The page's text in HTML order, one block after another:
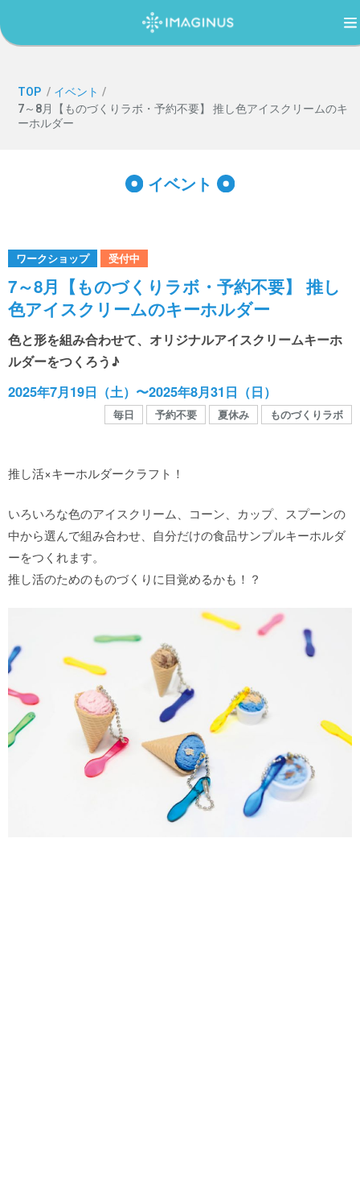
TOP
利用案内・アクセス
過ごし方ガイド
イベント
館内MAP
施設の案内
団体や企業利用に関するご案内
お知らせ
SNS
お問い合わせ
個人情報保護方針
サイトポリシー
ソーシャルメディアポリシー
TOP / イベント /
7～8月【ものづくりラボ・予約不要】 推し色アイスクリームのキ
ーホルダー
イベント
ワークショップ 受付中
7～8月【ものづくりラボ・予約不要】 推し
色アイスクリームのキーホルダー
色と形を組み合わせて、オリジナルアイスクリームキーホ
ルダーをつくろう♪
2025年7月19日（土）〜2025年8月31日（日）
毎日 予約不要 夏休み ものづくりラボ
推し活×キーホルダークラフト！
いろいろな色のアイスクリーム、コーン、カップ、スプーンの
中から選んで組み合わせ、自分だけの食品サンプルキーホルダ
ーをつくれます。
推し活のためのものづくりに目覚めるかも！？